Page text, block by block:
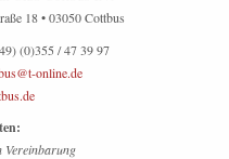
18 • 03050 Cottbus
(0)355 / 47 39 97
online.de
Vereinbarung